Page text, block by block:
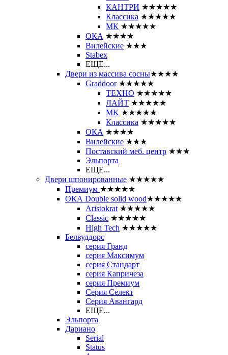
КАНТРИ ★★★★★
Классика ★★★★★
МК ★★★★★
ОКА ★★★★
Вилейские ★★★
Stabex
ЕЩЕ...
Двери из массива сосны★★★★
Graddoor ★★★★★
ТЕХНО ★★★★★
ЛАЙТ ★★★★★
MK ★★★★★
Классика ★★★★★
ОКА ★★★★
Вилейские ★★★
Поставский меб. центр ★★★
Эльпорта
ЕЩЕ...
Двери шпонированные ★★★★★
Премиум ★★★★★
ОКА Double solid wood★★★★★
Aristokrat ★★★★★
Classic ★★★★★
High Tech ★★★★★
Белвуддорс
серия Гранд
серия Максимум
серия Стандарт
серия Капричеза
серия Премиум
Серия Селект
Серия Авангард
ЕЩЕ...
Эльпорта
Дариано
Serial
Status